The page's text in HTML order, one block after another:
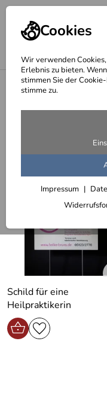
Cookies
Wir verwenden
Erlebnis zu bieten.
stimmen Sie der
stimme zu.
Impressum
Ausleger, Schilder,
Praxisschilder
Filter (2)
Schild für eine
Heilpraktikerin